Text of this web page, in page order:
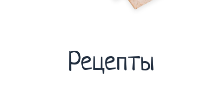
Рецепты